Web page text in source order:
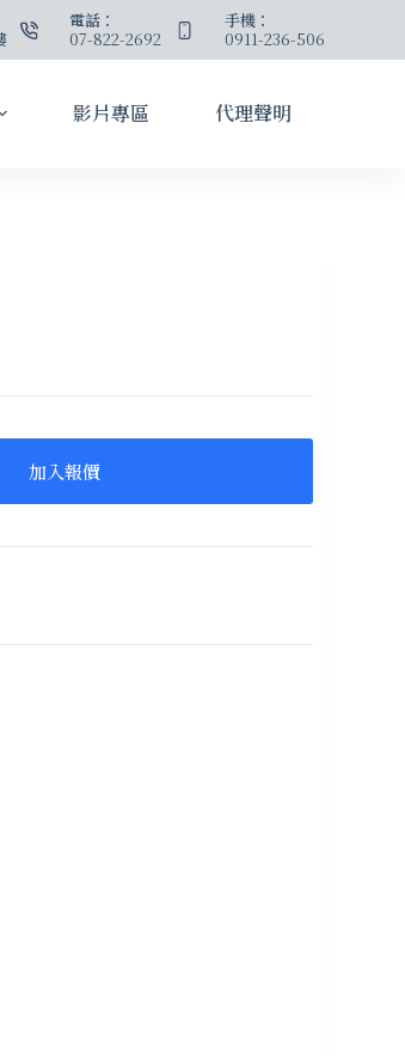
電話：
07-822-2692
手機：
0911-236-506
影片專區 代理聲明
加入報價